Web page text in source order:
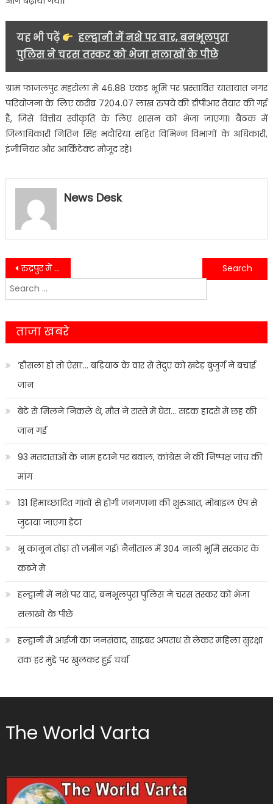
यह भी पढ़ें
हल्द्वानी में नशे पर वार, बनभूलपुरा
पुलिस ने चरस तस्कर को भेजा सलाखों के पीछे
ग्राम फाजलपुर महरोला में 46.88 एकड़ भूमि पर प्रस्तावित यातायात नगर
परियोजना के लिए करीब 7204.07 लाख रुपये की डीपीआर तैयार की गई
है, जिसे वित्तीय स्वीकृति के लिए शासन को भेजा जाएगा। बैठक में
जिलाधिकारी नितिन सिंह भदौरिया सहित विभिन्न विभागों के अधिकारी,
इंजीनियर और आर्किटेक्ट मौजूद रहे।
News Desk
Post
navigation
रुद्रपुर में डीएम ने खेत में की गेहूं कटाई, उत्पादकता का लिया जायजा….
सीएम धामी का सख्त आदेश: 30 दिन पुरानी शिकायतें तुरंत निपटाएं….
Search
for:
ताजा खबरे
‘हौसला हो तो ऐसा’… बड़ियाठ के वार से तेंदुए को खदेड़ बुजुर्ग ने बचाई
जान
बेटे से मिलने निकले थे, मौत ने रास्ते में घेरा… सड़क हादसे में छह की
जान गई
93 मतदाताओं के नाम हटाने पर बवाल, कांग्रेस ने की निष्पक्ष जांच की
मांग
131 हिमाच्छादित गांवों से होगी जनगणना की शुरुआत, मोबाइल ऐप से
जुटाया जाएगा डेटा
भू कानून तोड़ा तो जमीन गई! नैनीताल में 304 नाली भूमि सरकार के
कब्जे में
हल्द्वानी में नशे पर वार, बनभूलपुरा पुलिस ने चरस तस्कर को भेजा
सलाखों के पीछे
हल्द्वानी में आईजी का जनसंवाद, साइबर अपराध से लेकर महिला सुरक्षा
तक हर मुद्दे पर खुलकर हुई चर्चा
The World Varta